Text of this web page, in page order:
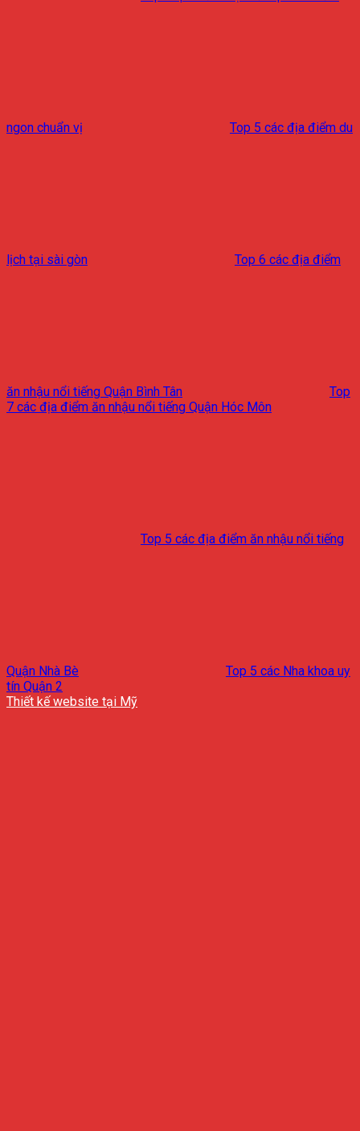
ngon chuẩn vị Top 5 các địa điểm du
lịch tại sài gòn Top 6 các địa điểm
ăn nhậu nổi tiếng Quận Bình Tân
Top
7 các địa điểm ăn nhậu nổi tiếng Quận Hóc Môn
Top 5 các địa điểm ăn nhậu nổi tiếng
Quận Nhà Bè
Top 5 các Nha khoa uy
tín Quận 2
Thiết kế website tại Mỹ